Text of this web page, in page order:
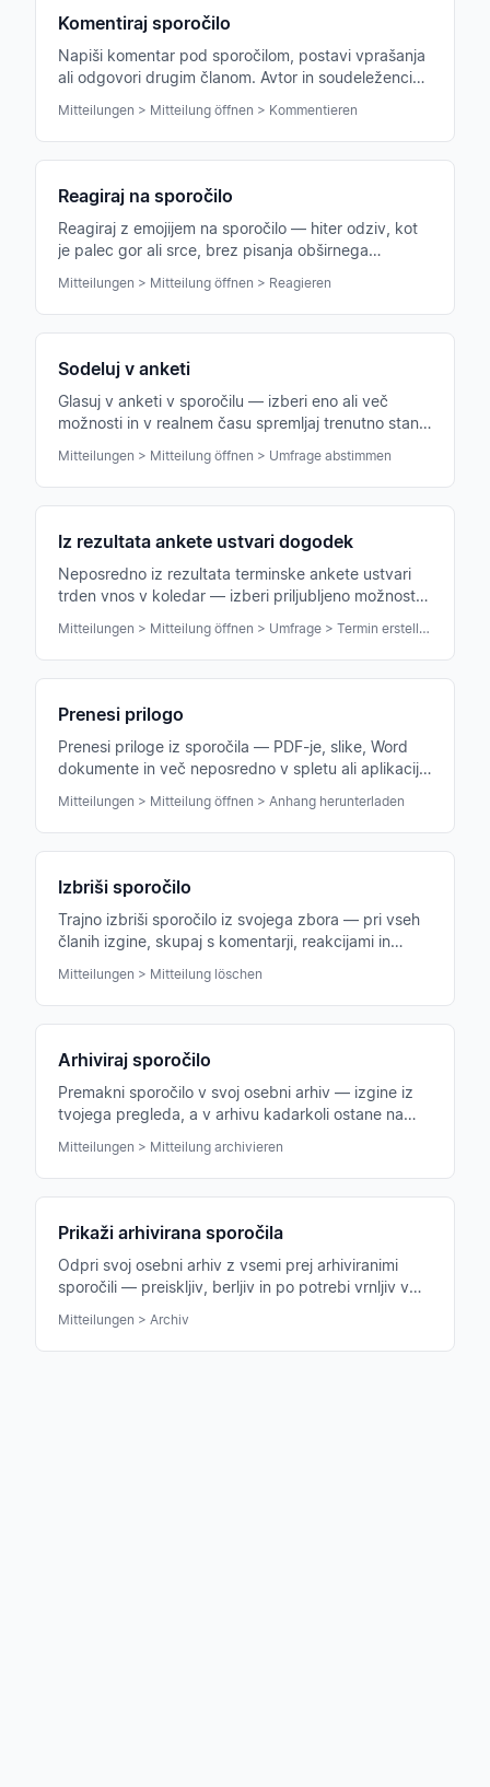
Komentiraj sporočilo
Napiši komentar pod sporočilom, postavi vprašanja
ali odgovori drugim članom. Avtor in soudeleženci
Mitteilungen > Mitteilung öffnen > Kommentieren
Reagiraj na sporočilo
Reagiraj z emojijem na sporočilo — hiter odziv, kot
je palec gor ali srce, brez pisanja obširnega
Mitteilungen > Mitteilung öffnen > Reagieren
Sodeluj v anketi
Glasuj v anketi v sporočilu — izberi eno ali več
možnosti in v realnem času spremljaj trenutno stanje
Mitteilungen > Mitteilung öffnen > Umfrage abstimmen
Iz rezultata ankete ustvari dogodek
Neposredno iz rezultata terminske ankete ustvari
trden vnos v koledar — izberi priljubljeno možnost,
Mitteilungen > Mitteilung öffnen > Umfrage > Termin erstellen
Prenesi prilogo
Prenesi priloge iz sporočila — PDF-je, slike, Word
dokumente in več neposredno v spletu ali aplikaciji
Mitteilungen > Mitteilung öffnen > Anhang herunterladen
Izbriši sporočilo
Trajno izbriši sporočilo iz svojega zbora — pri vseh
članih izgine, skupaj s komentarji, reakcijami in
Mitteilungen > Mitteilung löschen
Arhiviraj sporočilo
Premakni sporočilo v svoj osebni arhiv — izgine iz
tvojega pregleda, a v arhivu kadarkoli ostane na
Mitteilungen > Mitteilung archivieren
Prikaži arhivirana sporočila
Odpri svoj osebni arhiv z vsemi prej arhiviranimi
sporočili — preiskljiv, berljiv in po potrebi vrnljiv v
Mitteilungen > Archiv